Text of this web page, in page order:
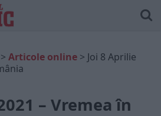
> Articole online > Joi 8 Aprilie
– Vremea în